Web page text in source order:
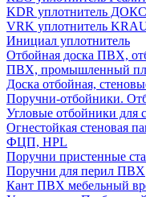
KDR уплотнитель
VRK уплотнитель
Инициал уплотнитель
Отбойная доска ПВХ,
ПВХ, промышленный
Доска отбойная,
Поручни-отбойники.
Угловые отбойники
Огнестойкая стеновая
ФЦП, HPL
Поручни пристенные
Поручни для перил ПВХ
Кант ПВХ мебельный